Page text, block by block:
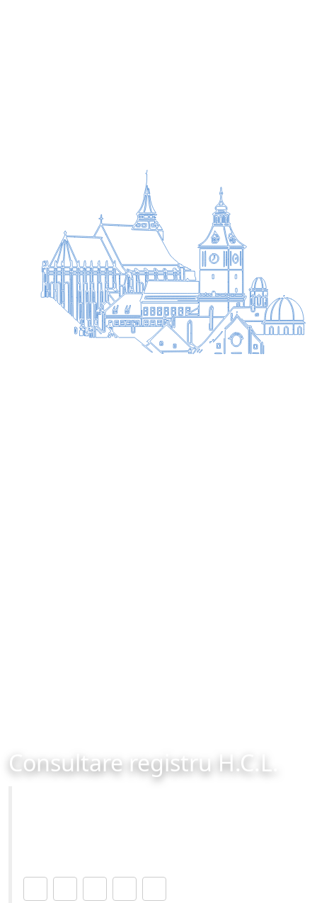
Consultare registru H.C.L.